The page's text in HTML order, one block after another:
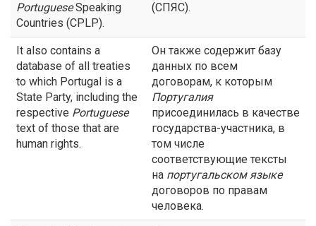
PortugueseSpeaking
Countries (CPLP).
(СПЯС).
It also contains a
database of all treaties
to which Portugal is a
State Party, including the
respective Portuguese
text of those that are
human rights.
Он также содержит базу
данных по всем
договорам, к которым
Португалия
присоединилась в качестве
государства-участника, в
том числе
соответствующие тексты
на португальском языке
договоров по правам
человека.